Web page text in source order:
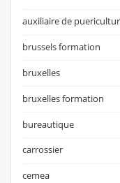
auxiliaire de
brussels formation
bruxelles
bruxelles formation
bureautique
carrossier
cemea